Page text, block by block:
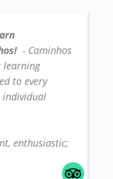
- Caminhos
learning
to every
individual
enthusiastic;